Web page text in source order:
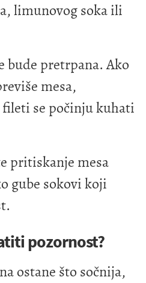
limunovog soka ili
bude pretrpana. Ako
mesa,
se počinju kuhati
pritiskanje mesa
gube sokovi koji
pozornost?
ostane što sočnija,